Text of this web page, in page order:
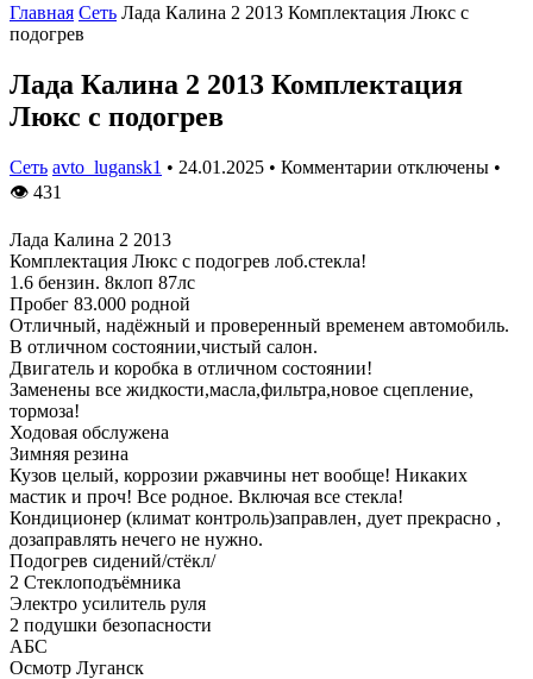
Главная Сеть Лада Калина 2 2013 Комплектация Люкс с
подогрев
Лада Калина 2 2013 Комплектация
Люкс с подогрев
Сеть avto_lugansk1 • 24.01.2025 • Комментарии отключены •
👁 431
Лада Калина 2 2013
Комплектация Люкс с подогрев лоб.стекла!
1.6 бензин. 8клоп 87лс
Пробег 83.000 родной
Отличный, надёжный и проверенный временем автомобиль.
В отличном состоянии,чистый салон.
Двигатель и коробка в отличном состоянии!
Заменены все жидкости,масла,фильтра,новое сцепление,
тормоза!
Ходовая обслужена
Зимняя резина
Кузов целый, коррозии ржавчины нет вообще! Никаких
мастик и проч! Все родное. Включая все стекла!
Кондиционер (климат контроль)заправлен, дует прекрасно ,
дозаправлять нечего не нужно.
Подогрев сидений/стёкл/
2 Стеклоподъёмника
Электро усилитель руля
2 подушки безопасности
АБС
Осмотр Луганск